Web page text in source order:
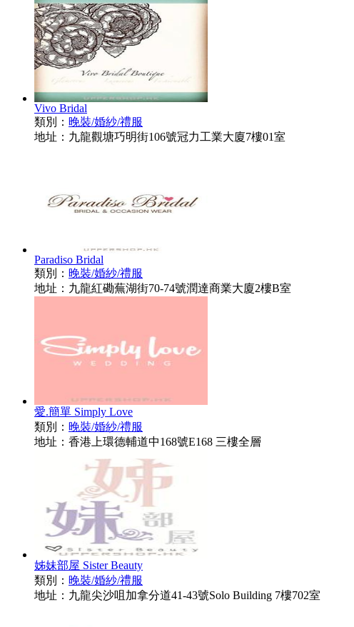
Vivo Bridal
類別： 晚裝/婚紗/禮服
地址：九龍觀塘巧明街106號冠力工業大廈7樓01室
Paradiso Bridal
類別： 晚裝/婚紗/禮服
地址：九龍紅磡蕪湖街70-74號潤達商業大廈2樓B室
愛.簡單 Simply Love
類別： 晚裝/婚紗/禮服
地址：香港上環德輔道中168號E168 三樓全層
姊妹部屋 Sister Beauty
類別： 晚裝/婚紗/禮服
地址：九龍尖沙咀加拿分道41-43號Solo Building 7樓702室